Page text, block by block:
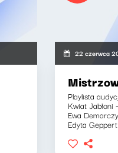
22 czerwca
Playlista
Kwiat
Ewa
Edyta